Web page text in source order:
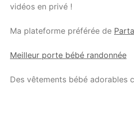
vidéos en privé !
Ma plateforme préférée de
Meilleur porte bébé randonnée
Des vêtements bébé adorables